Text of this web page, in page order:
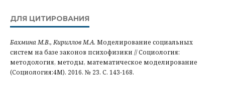
ДЛЯ ЦИТИРОВАНИЯ
Бахмина М.В., Кириллов М.А. Моделирование социальных
систем на базе законов психофизики // Социология:
методология, методы, математическое моделирование
(Социология:4М). 2016. № 23. С. 143-168.